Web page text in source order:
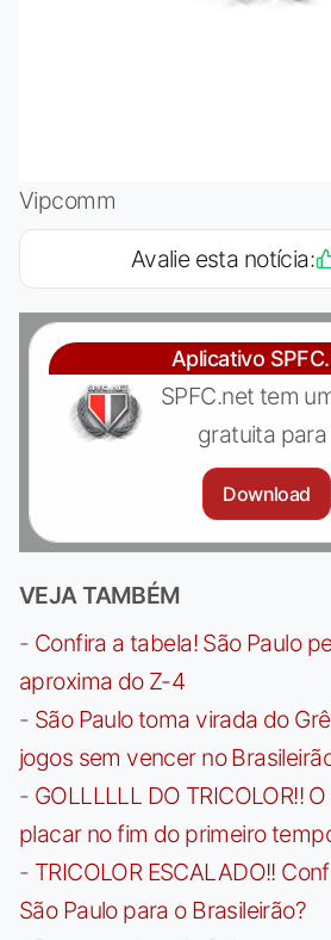
Vipcomm
Avalie esta notícia:
Aplicativo
SPFC.net tem
gratuita
Download
VEJA TAMBÉM
- Confira a tabela! São Paulo
aproxima do Z-4
- São Paulo toma virada do
jogos sem vencer no
- GOLLLLLL DO TRICOLOR!!
placar no fim do primeiro
- TRICOLOR ESCALADO!!
São Paulo para o Brasileirão?